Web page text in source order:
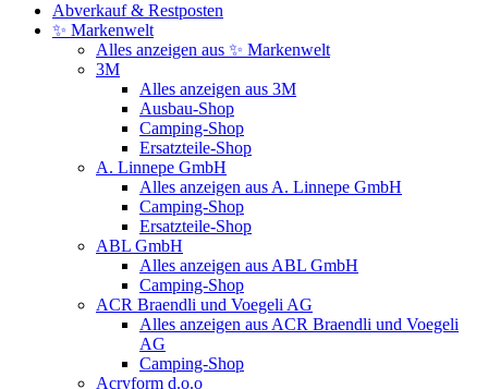
Abverkauf & Restposten
✨ Markenwelt
Alles anzeigen aus ✨ Markenwelt
3M
Alles anzeigen aus 3M
Ausbau-Shop
Camping-Shop
Ersatzteile-Shop
A. Linnepe GmbH
Alles anzeigen aus A. Linnepe GmbH
Camping-Shop
Ersatzteile-Shop
ABL GmbH
Alles anzeigen aus ABL GmbH
Camping-Shop
ACR Braendli und Voegeli AG
Alles anzeigen aus ACR Braendli und Voegeli
AG
Camping-Shop
Acryform d.o.o